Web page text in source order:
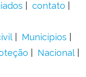
contato
Municípios
Nacional